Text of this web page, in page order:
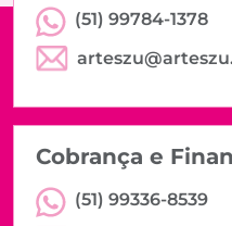
(51) 99784-1378
Cobrança e
(51) 99336-8539